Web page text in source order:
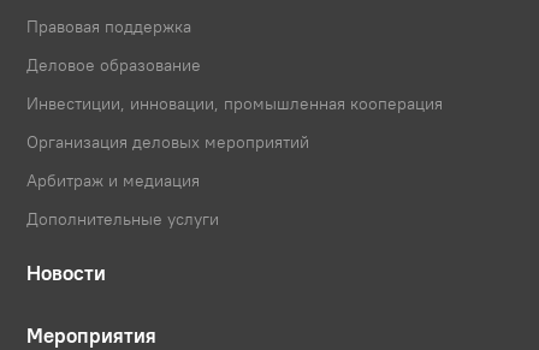
Правовая поддержка
Деловое образование
Инвестиции, инновации, промышленная кооперация
Организация деловых мероприятий
Арбитраж и медиация
Дополнительные услуги
Новости
Мероприятия